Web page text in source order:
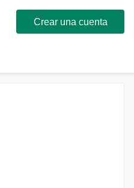
Crear una cuenta